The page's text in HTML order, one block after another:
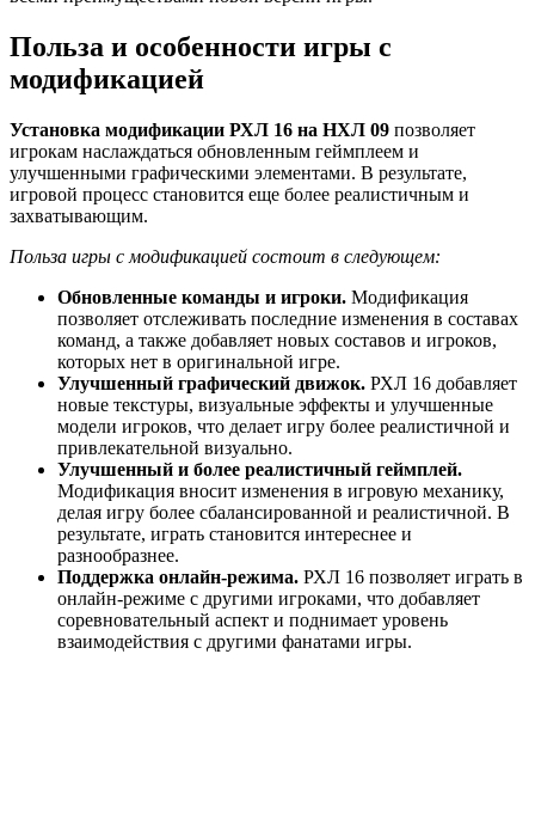
Польза и особенности игры с
модификацией
Установка модификации РХЛ 16 на НХЛ 09 позволяет
игрокам наслаждаться обновленным геймплеем и
улучшенными графическими элементами. В результате,
игровой процесс становится еще более реалистичным и
захватывающим.
Польза игры с модификацией состоит в следующем:
Обновленные команды и игроки. Модификация
позволяет отслеживать последние изменения в составах
команд, а также добавляет новых составов и игроков,
которых нет в оригинальной игре.
Улучшенный графический движок. РХЛ 16 добавляет
новые текстуры, визуальные эффекты и улучшенные
модели игроков, что делает игру более реалистичной и
привлекательной визуально.
Улучшенный и более реалистичный геймплей.
Модификация вносит изменения в игровую механику,
делая игру более сбалансированной и реалистичной. В
результате, играть становится интереснее и
разнообразнее.
Поддержка онлайн-режима. РХЛ 16 позволяет играть в
онлайн-режиме с другими игроками, что добавляет
соревновательный аспект и поднимает уровень
взаимодействия с другими фанатами игры.